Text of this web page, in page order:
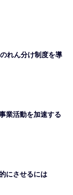
れん分け制度を導
業活動を加速する
にさせるには